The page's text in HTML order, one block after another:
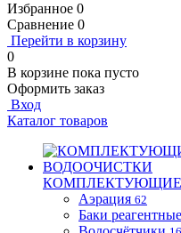
Избранное 0
Сравнение 0
Перейти в корзину
0
В корзине пока пусто
Оформить заказ
Вход
Каталог товаров
КОМПЛЕКТУЮЩИЕ
Аэрация 62
Баки